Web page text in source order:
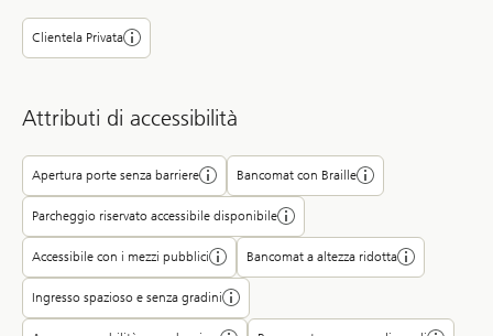
Clientela Privata
Attributi di accessibilità
Apertura porte senza barriere Bancomat con Braille
Parcheggio riservato accessibile disponibile
Accessibile con i mezzi pubblici Bancomat a altezza ridotta
Ingresso spazioso e senza gradini